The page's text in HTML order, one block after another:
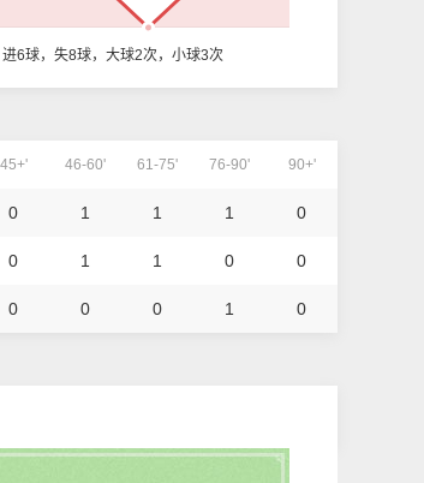
进6球，失8球，大球2次，小球3次
45+' 46-60' 61-75' 76-90' 90+'
0 1 1 1 0
0 1 1 0 0
0 0 0 1 0